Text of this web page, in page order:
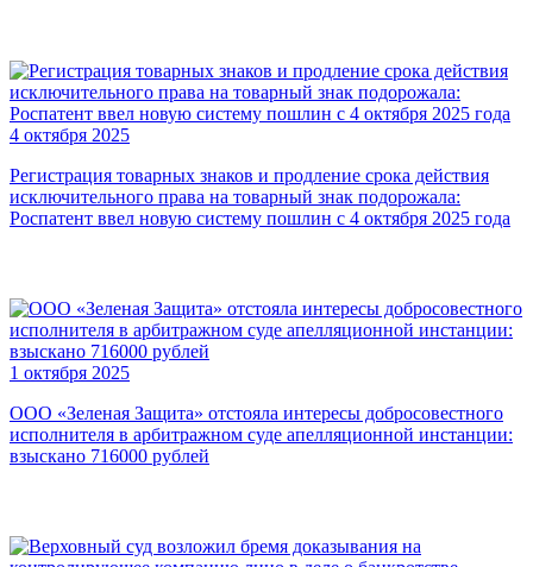
4 октября 2025
Регистрация товарных знаков и продление срока действия
исключительного права на товарный знак подорожала:
Роспатент ввел новую систему пошлин с 4 октября 2025 года
1 октября 2025
ООО «Зеленая Защита» отстояла интересы добросовестного
исполнителя в арбитражном суде апелляционной инстанции:
взыскано 716000 рублей